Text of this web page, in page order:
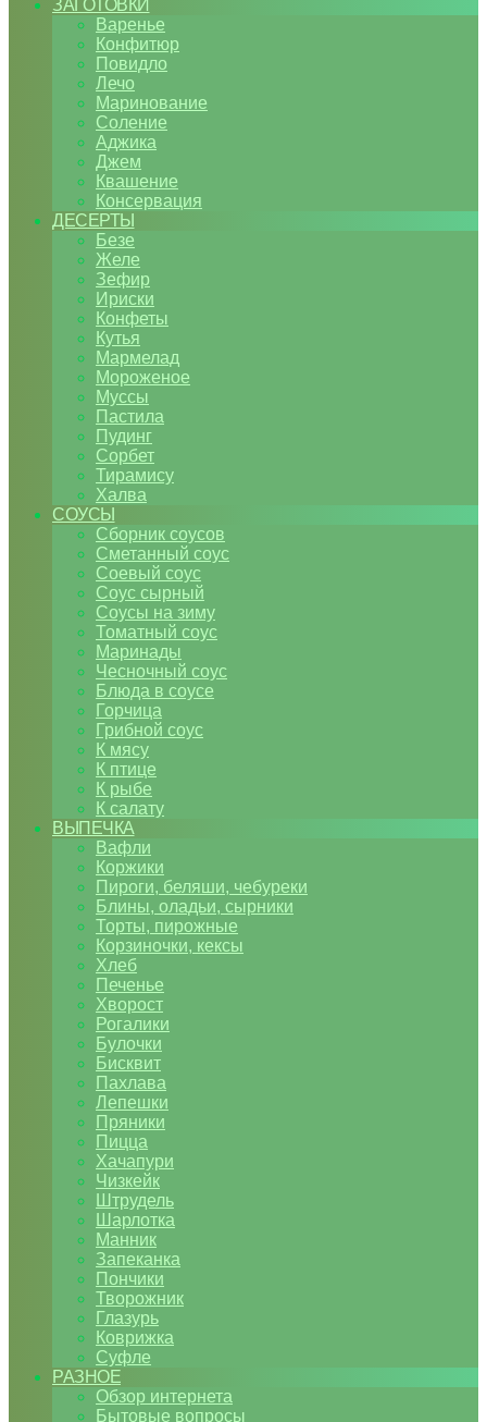
ЗАГОТОВКИ
Варенье
Конфитюр
Повидло
Лечо
Маринование
Соление
Аджика
Джем
Квашение
Консервация
ДЕСЕРТЫ
Безе
Желе
Зефир
Ириски
Конфеты
Кутья
Мармелад
Мороженое
Муссы
Пастила
Пудинг
Сорбет
Тирамису
Халва
СОУСЫ
Сборник соусов
Сметанный соус
Соевый соус
Соус сырный
Соусы на зиму
Томатный соус
Маринады
Чесночный соус
Блюда в соусе
Горчица
Грибной соус
К мясу
К птице
К рыбе
К салату
ВЫПЕЧКА
Вафли
Коржики
Пироги, беляши, чебуреки
Блины, оладьи, сырники
Торты, пирожные
Корзиночки, кексы
Хлеб
Печенье
Хворост
Рогалики
Булочки
Бисквит
Пахлава
Лепешки
Пряники
Пицца
Хачапури
Чизкейк
Штрудель
Шарлотка
Манник
Запеканка
Пончики
Творожник
Глазурь
Коврижка
Суфле
РАЗНОЕ
Обзор интернета
Бытовые вопросы